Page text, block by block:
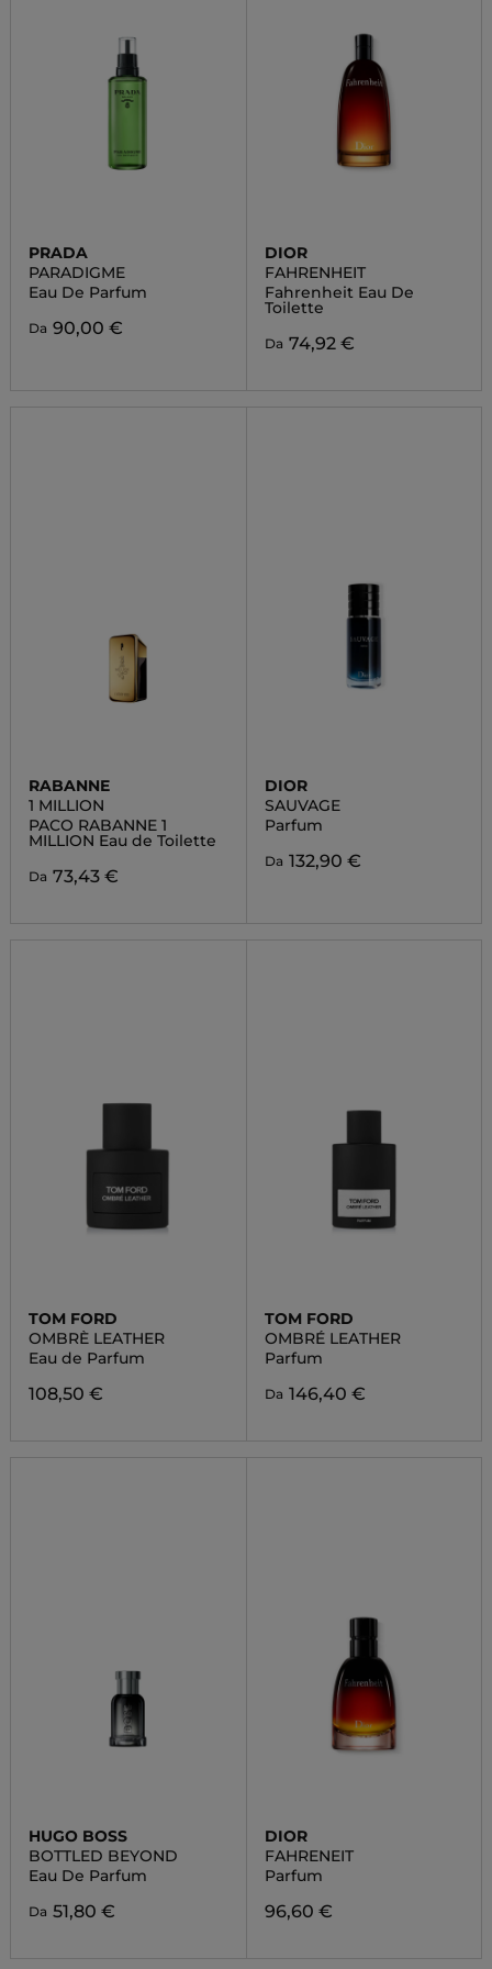
PRADA
PARADIGME
Eau De Parfum
Da 90,00 €
DIOR
FAHRENHEIT
Fahrenheit Eau De
Toilette
Da 74,92 €
RABANNE
1 MILLION
PACO RABANNE 1
MILLION Eau de Toilette
Da 73,43 €
DIOR
SAUVAGE
Parfum
Da 132,90 €
TOM FORD
OMBRÈ LEATHER
Eau de Parfum
108,50 €
TOM FORD
OMBRÉ LEATHER
Parfum
Da 146,40 €
HUGO BOSS
BOTTLED BEYOND
Eau De Parfum
Da 51,80 €
DIOR
FAHRENEIT
Parfum
96,60 €